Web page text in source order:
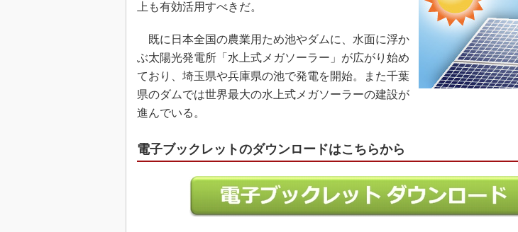
上も有効活用すべきだ。
既に日本全国の農業用ため池やダムに、水面に浮か
ぶ太陽光発電所「水上式メガソーラー」が広がり始め
ており、埼玉県や兵庫県の池で発電を開始。また千葉
県のダムでは世界最大の水上式メガソーラーの建設が
進んでいる。
電子ブックレットのダウンロードはこちらから